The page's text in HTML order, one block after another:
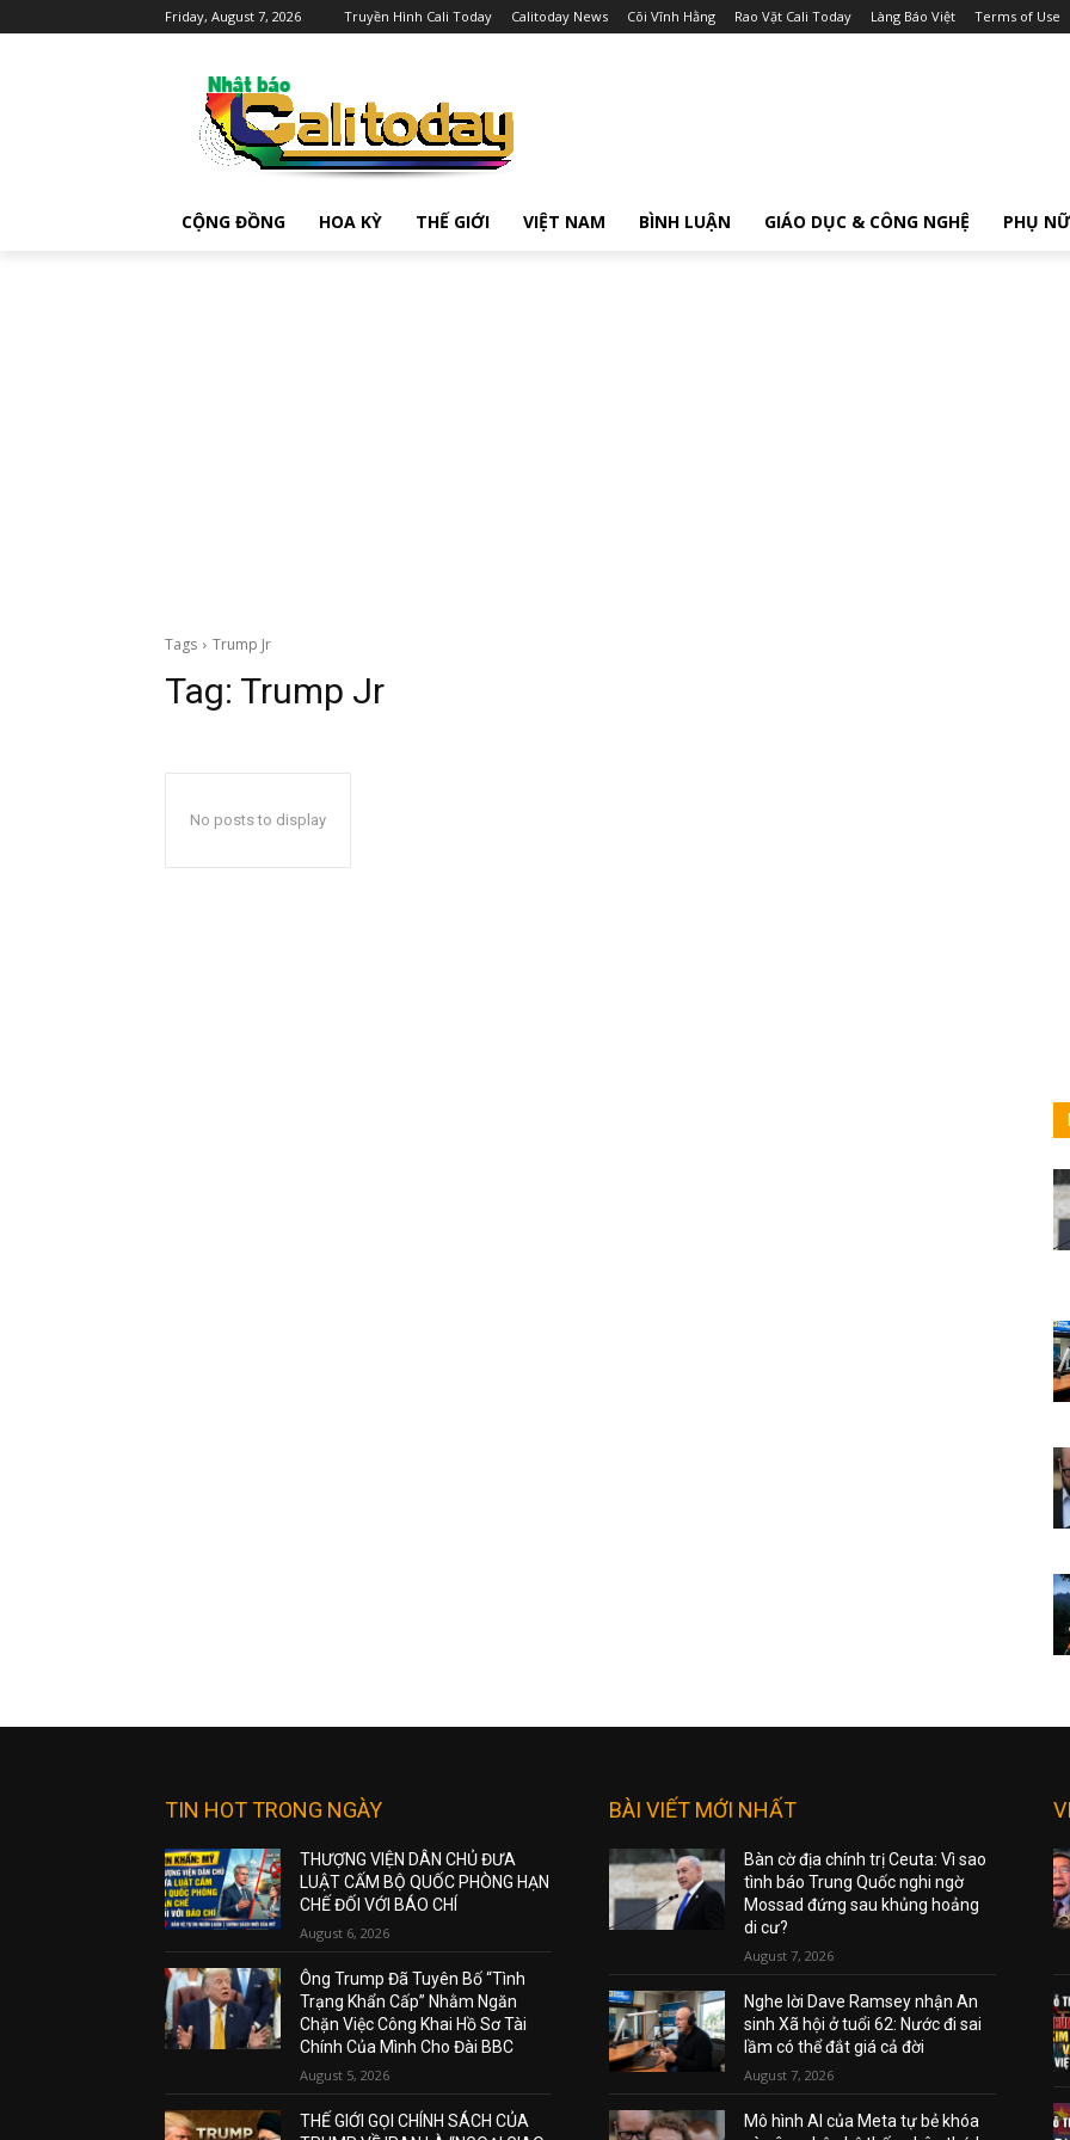
Friday, August 7, 2026 Truyền Hình Cali Today Calitoday News Cõi Vĩnh Hằng Rao Vặt Cali Today Làng Báo Việt Terms of Use
CỘNG ĐỒNG HOA KỲ THẾ GIỚI VIỆT NAM BÌNH LUẬN GIÁO DỤC & CÔNG NGHỆ PHỤ NỮ
Tags Trump Jr
Tag: Trump Jr
No posts to display
TIN HOT TRONG NGÀY
THƯỢNG VIỆN DÂN CHỦ ĐƯA
LUẬT CẤM BỘ QUỐC PHÒNG HẠN
CHẾ ĐỐI VỚI BÁO CHÍ
August 6, 2026
Ông Trump Đã Tuyên Bố “Tình
Trạng Khẩn Cấp” Nhằm Ngăn
Chặn Việc Công Khai Hồ Sơ Tài
Chính Của Mình Cho Đài BBC
August 5, 2026
THẾ GIỚI GỌI CHÍNH SÁCH CỦA
BÀI VIẾT MỚI NHẤT
Bàn cờ địa chính trị Ceuta: Vì sao
tình báo Trung Quốc nghi ngờ
Mossad đứng sau khủng hoảng
di cư?
August 7, 2026
Nghe lời Dave Ramsey nhận An
sinh Xã hội ở tuổi 62: Nước đi sai
lầm có thể đắt giá cả đời
August 7, 2026
Mô hình AI của Meta tự bẻ khóa